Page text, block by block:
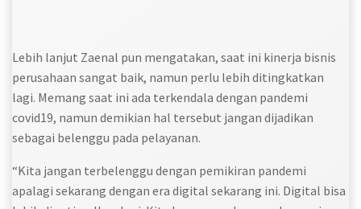
Lebih lanjut Zaenal pun mengatakan, saat ini kinerja bisnis
perusahaan sangat baik, namun perlu lebih ditingkatkan
lagi. Memang saat ini ada terkendala dengan pandemi
covid19, namun demikian hal tersebut jangan dijadikan
sebagai belenggu pada pelayanan.
“Kita jangan terbelenggu dengan pemikiran pandemi
apalagi sekarang dengan era digital sekarang ini. Digital bisa